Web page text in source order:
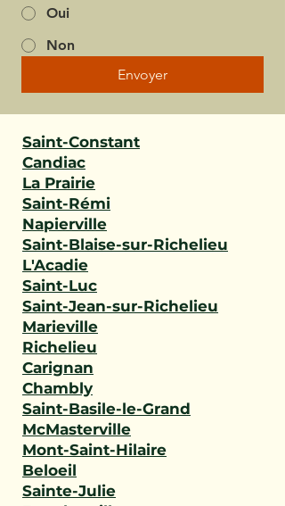
Oui
Non
Envoyer
Saint-Constant
Candiac
La Prairie
Saint-Rémi
Napierville
Saint-Blaise-sur-Richelieu
L'Acadie
Saint-Luc
Saint-Jean-sur-Richelieu
Marieville
Richelieu
Carignan
Chambly
Saint-Basile-le-Grand
McMasterville
Mont-Saint-Hilaire
Beloeil
Sainte-Julie